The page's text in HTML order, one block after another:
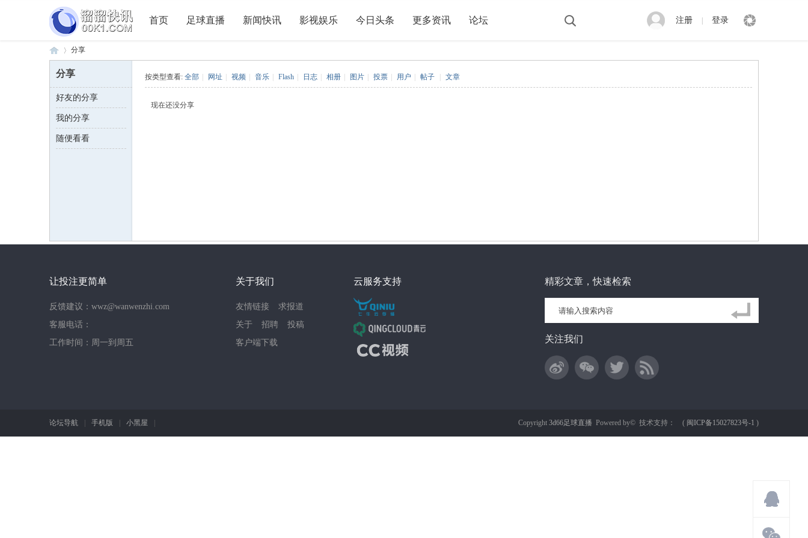
首页 足球直播 新闻快讯 影视娱乐 今日头条 更多资讯 论坛 注册 登录
溜
快
›
分享
分享
好友的分享
我的分享
随便看看
按类型查看: 全部 网址 视频 音乐 Flash 日志 相册 图片 投票 用户 帖子 文章
现在还没分享
让投注更简单
反馈建议：wwz@wanwenzhi.com
客服电话：
工作时间：周一到周五
关于我们
友情链接
求报道
关于
招聘
投稿
客户端下载
云服务支持 精彩文章，快速检索
关注我们
论坛导航 手机版 小黑屋 Copyright 3d66足球直播 Powered by© 技术支持： ( 闽ICP备15027823号-1 )